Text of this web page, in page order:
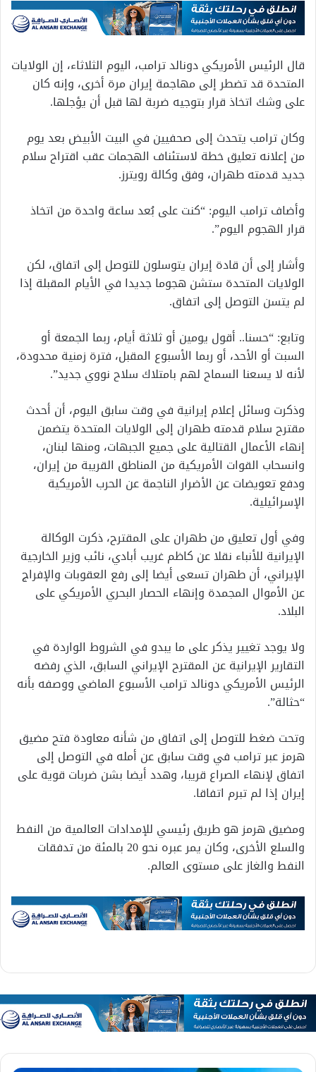
قال الرئيس الأمريكي دونالد ترامب، اليوم الثلاثاء، إن الولايات
المتحدة قد تضطر إلى مهاجمة إيران مرة أخرى، وإنه كان
على وشك اتخاذ قرار بتوجيه ضربة لها قبل أن يؤجلها.
وكان ترامب يتحدث إلى صحفيين في البيت الأبيض بعد يوم
من إعلانه تعليق خطة لاستئناف الهجمات عقب اقتراح سلام
جديد قدمته طهران، وفق وكالة رويترز.
وأضاف ترامب اليوم: “كنت على بُعد ساعة واحدة من اتخاذ
قرار الهجوم اليوم”.
وأشار إلى أن قادة إيران يتوسلون للتوصل إلى اتفاق، لكن
الولايات المتحدة ستشن هجوما جديدا في الأيام المقبلة إذا
لم يتسن التوصل إلى اتفاق.
وتابع: “حسنا.. أقول يومين أو ثلاثة أيام، ربما الجمعة أو
السبت أو الأحد، أو ربما الأسبوع المقبل، فترة زمنية محدودة،
لأنه لا يسعنا السماح لهم بامتلاك سلاح نووي جديد”.
وذكرت وسائل إعلام إيرانية في وقت سابق اليوم، أن أحدث
مقترح سلام قدمته طهران إلى الولايات المتحدة يتضمن
إنهاء الأعمال القتالية على جميع الجبهات، ومنها لبنان،
وانسحاب القوات الأمريكية من المناطق القريبة من إيران،
ودفع تعويضات عن الأضرار الناجمة عن الحرب الأمريكية
الإسرائيلية.
وفي أول تعليق من طهران على المقترح، ذكرت الوكالة
الإيرانية للأنباء نقلا عن كاظم غريب أبادي، نائب وزير الخارجية
الإيراني، أن طهران تسعى أيضا إلى رفع العقوبات والإفراج
عن الأموال المجمدة وإنهاء الحصار البحري الأمريكي على
البلاد.
ولا يوجد تغيير يذكر على ما يبدو في الشروط الواردة في
التقارير الإيرانية عن المقترح الإيراني السابق، الذي رفضه
الرئيس الأمريكي دونالد ترامب الأسبوع الماضي ووصفه بأنه
“حثالة”.
وتحت ضغط للتوصل إلى اتفاق من شأنه معاودة فتح مضيق
هرمز عبر ترامب في وقت سابق عن أمله في التوصل إلى
اتفاق لإنهاء الصراع قريبا، وهدد أيضا بشن ضربات قوية على
إيران إذا لم تبرم اتفاقا.
ومضيق هرمز هو طريق رئيسي للإمدادات العالمية من النفط
والسلع الأخرى، وكان يمر عبره نحو 20 بالمئة من تدفقات
النفط والغاز على مستوى العالم.